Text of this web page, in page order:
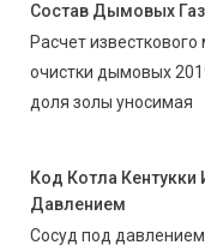
Состав Дымовых
Расчет
очистки дымовых
доля золы уносимая
Код Котла
Давлением
Сосуд под давлением